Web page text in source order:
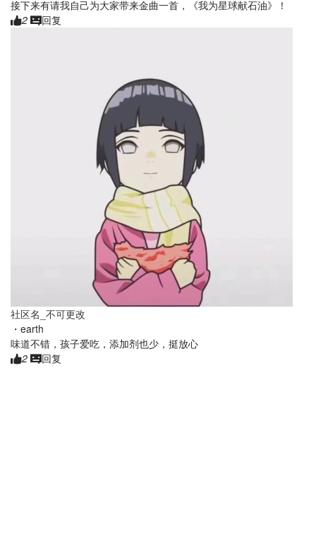
接下来有请我自己为大家带来金曲一首，《我为星球献石油》！
2
回复
社区名_不可更改
・ earth
味道不错，孩子爱吃，添加剂也少，挺放心
2
回复